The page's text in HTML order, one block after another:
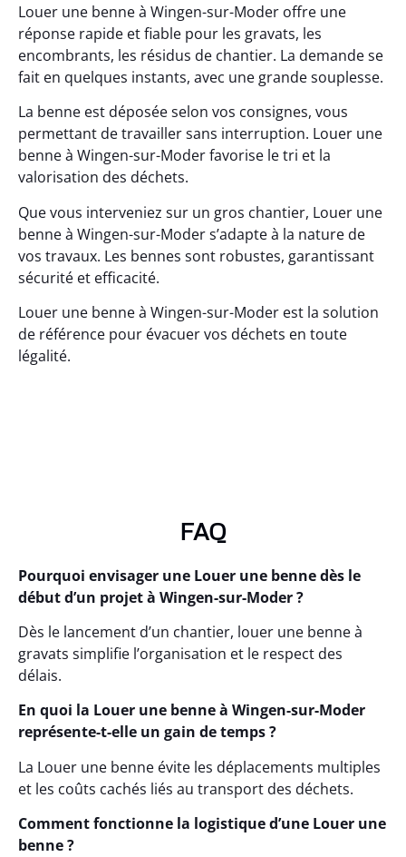
Louer une benne à Wingen-sur-Moder offre une
réponse rapide et fiable pour les gravats, les
encombrants, les résidus de chantier. La demande se
fait en quelques instants, avec une grande souplesse.
La benne est déposée selon vos consignes, vous
permettant de travailler sans interruption. Louer une
benne à Wingen-sur-Moder favorise le tri et la
valorisation des déchets.
Que vous interveniez sur un gros chantier, Louer une
benne à Wingen-sur-Moder s’adapte à la nature de
vos travaux. Les bennes sont robustes, garantissant
sécurité et efficacité.
Louer une benne à Wingen-sur-Moder est la solution
de référence pour évacuer vos déchets en toute
légalité.
FAQ
Pourquoi envisager une Louer une benne dès le
début d’un projet à Wingen-sur-Moder ?
Dès le lancement d’un chantier, louer une benne à
gravats simplifie l’organisation et le respect des
délais.
En quoi la Louer une benne à Wingen-sur-Moder
représente-t-elle un gain de temps ?
La Louer une benne évite les déplacements multiples
et les coûts cachés liés au transport des déchets.
Comment fonctionne la logistique d’une Louer une
benne ?